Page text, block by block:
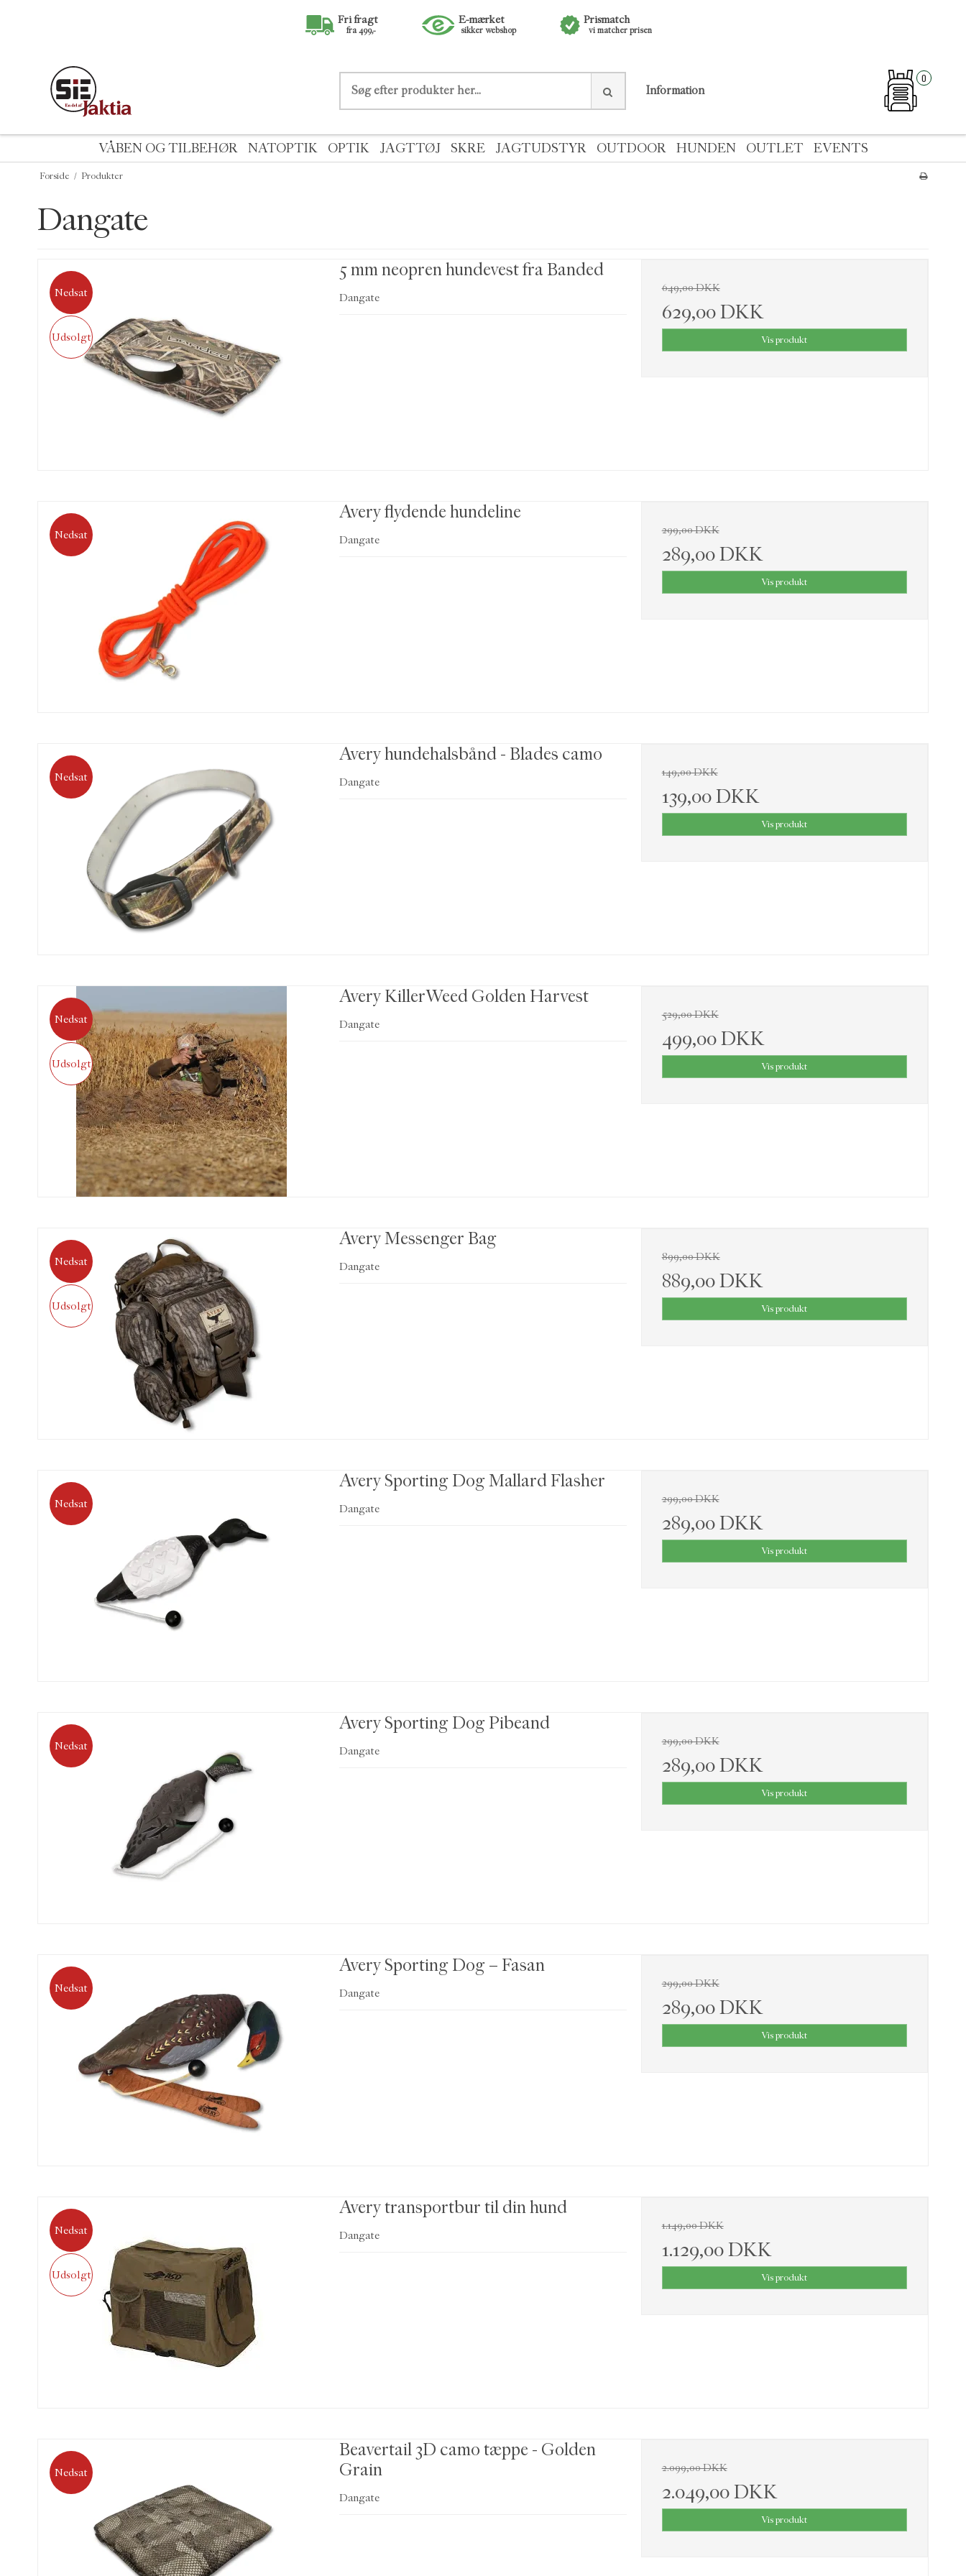
Fri fragt
fra 499,-
E-mærket
sikker webshop
Prismatch
vi matcher prisen
Information
0
VÅBEN OG TILBEHØR NATOPTIK OPTIK JAGTTØJ SKRE JAGTUDSTYR OUTDOOR HUNDEN OUTLET EVENTS
Forside / Produkter
Dangate
Nedsat
Udsolgt
5 mm neopren hundevest fra Banded
Dangate
649,00 DKK
629,00 DKK
Vis produkt
Nedsat
Avery flydende hundeline
Dangate
299,00 DKK
289,00 DKK
Vis produkt
Nedsat
Avery hundehalsbånd - Blades camo
Dangate
149,00 DKK
139,00 DKK
Vis produkt
Nedsat
Udsolgt
Avery KillerWeed Golden Harvest
Dangate
529,00 DKK
499,00 DKK
Vis produkt
Nedsat
Udsolgt
Avery Messenger Bag
Dangate
899,00 DKK
889,00 DKK
Vis produkt
Nedsat
Avery Sporting Dog Mallard Flasher
Dangate
299,00 DKK
289,00 DKK
Vis produkt
Nedsat
Avery Sporting Dog Pibeand
Dangate
299,00 DKK
289,00 DKK
Vis produkt
Nedsat
Avery Sporting Dog – Fasan
Dangate
299,00 DKK
289,00 DKK
Vis produkt
Nedsat
Udsolgt
Avery transportbur til din hund
Dangate
1.149,00 DKK
1.129,00 DKK
Vis produkt
Nedsat
Beavertail 3D camo tæppe - Golden
Grain
Dangate
2.099,00 DKK
2.049,00 DKK
Vis produkt